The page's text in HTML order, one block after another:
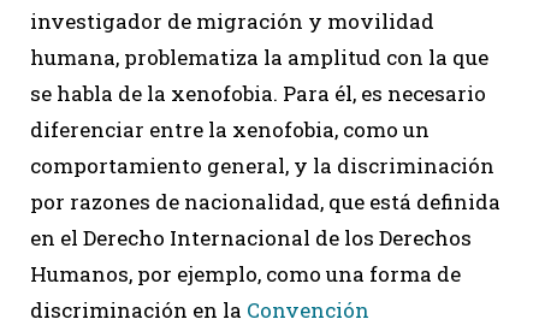
investigador de migración y movilidad
humana, problematiza la amplitud con la que
se habla de la xenofobia. Para él, es necesario
diferenciar entre la xenofobia, como un
comportamiento general, y la discriminación
por razones de nacionalidad, que está definida
en el Derecho Internacional de los Derechos
Humanos, por ejemplo, como una forma de
discriminación en la Convención